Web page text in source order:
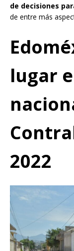
de decisiones
de entre más
lugar
2022